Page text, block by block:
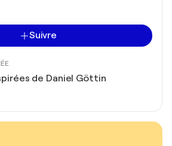
Suivre
de Daniel Göttin